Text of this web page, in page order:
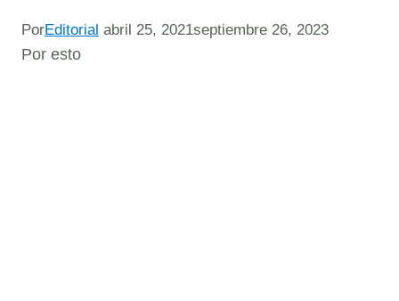
PorEditorial abril 25, 2021septiembre 26, 2023
Por esto